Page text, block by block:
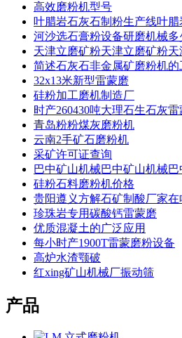
高效磨粉机型号
叶腊岩石灰石制粉生产线叶腊
河沙选石膏粉设备研磨机械多
天津立磨矿粉天津立磨矿粉
简述石灰石非金属矿磨粉机的
32x13米新型雷蒙磨
硅粉加工磨机制造厂
时产260430吨大理石生石灰雷
青岛粉粉煤灰磨粉机
云南2手矿石磨粉机
采矿许可证查询
巴中矿山机械巴中矿山机械
硅粉石料磨粉机价格
贵阳遵义方解石矿制酸厂家在
珍珠岩专用碳酸钙雷蒙磨
优质混凝土的广泛应用
每小时产1900T雷蒙磨粉设备
高炉水渣颚破
红xing矿山机械厂振动筛
产品